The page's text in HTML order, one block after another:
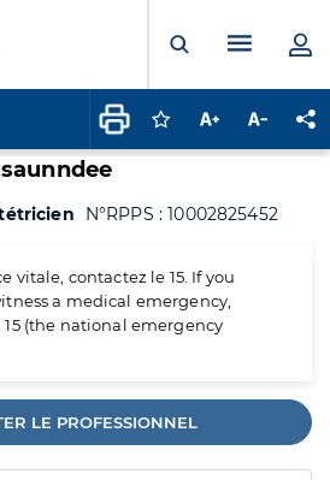
Ouvrir laMenu
Connectez-vous
Augmenter la
N°RPPS : 10002825452
vitale, contactez le 15. If you
a medical emergency,
(the national emergency
LE PROFESSIONNEL